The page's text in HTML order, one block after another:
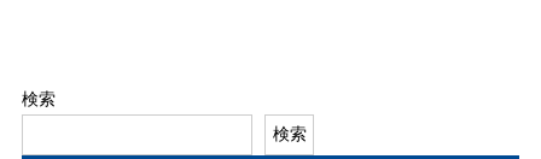
検索
検索